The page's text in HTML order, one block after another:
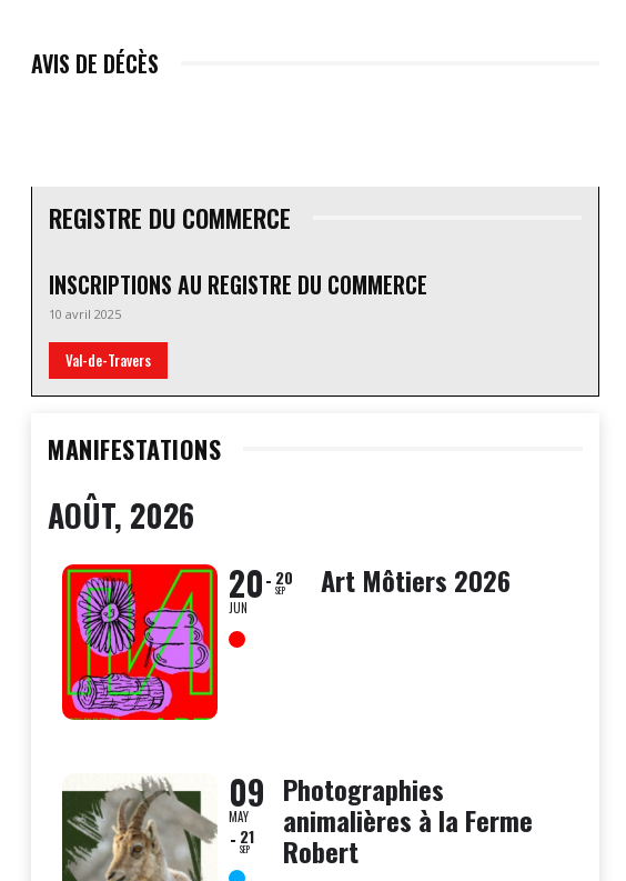
AVIS DE DÉCÈS
REGISTRE DU COMMERCE
INSCRIPTIONS AU REGISTRE DU COMMERCE
10 avril 2025
Val-de-Travers
MANIFESTATIONS
AOÛT, 2026
20
JUN
20
SEP Art Môtiers 2026
09
MAY
21
SEP
Photographies
animalières à la Ferme
Robert